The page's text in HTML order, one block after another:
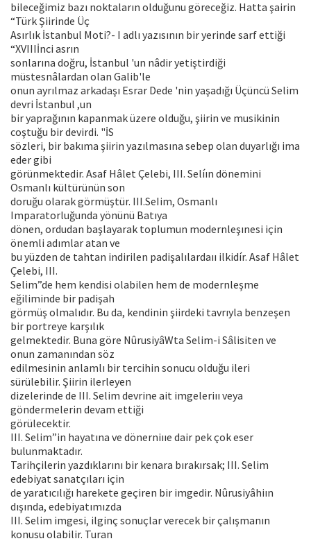
bileceğimiz bazı noktaların olduğunu göreceğiz. Hatta şairin
“Türk Şiirinde Üç
Asırlık İstanbul Moti?- I adlı yazısının bir yerinde sarf ettiği
“XVIIIİnci asrın
sonlarına doğru, İstanbul 'un nâdir yetiştirdiği
müstesnâlardan olan Galib'le
onun ayrılmaz arkadaşı Esrar Dede 'nin yaşadığı Üçüncü Selim
devri İstanbul ,un
bir yaprağının kapanmak üzere olduğu, şiirin ve musikinin
coştuğu bir devirdi. "İS
sözleri, bir bakıma şiirin yazılmasına sebep olan duyarlığı ima
eder gibi
görünmektedir. Asaf Hâlet Çelebi, III. Selíın dönemini
Osmanlı kültürünün son
doruğu olarak görmüştür. III.SeIim, Osmanlı
Imparatorluğunda yönünü Batıya
dönen, ordudan başlayarak toplumun modernleşınesi için
önemli adımlar atan ve
bu yüzden de tahtan indirilen padişalılardaıı ilkidír. Asaf Hâlet
Çelebi, III.
Selim”de hem kendisi olabilen hem de modernleşme
eğiliminde bir padişah
görmüş olmalıdır. Bu da, kendinin şiirdeki tavrıyla benzeşen
bir portreye karşılık
gelmektedir. Buna göre NûrusiyâWta Selim-i Sâlisiten ve
onun zamanından söz
edilmesinin anlamlı bir tercihin sonucu olduğu ileri
sürülebilir. Şiirin ilerleyen
dizelerinde de III. Selim devrine ait imgeleriıı veya
göndermelerin devam ettiği
görülecektir.
III. Selim”in hayatına ve dönerniııe dair pek çok eser
bulunmaktadır.
Tarihçilerin yazdıklarını bir kenara bırakırsak; III. Selim
edebiyat sanatçıları için
de yaratıcılığı harekete geçiren bir imgedir. Nûrusiyâhiın
dışında, edebiyatımızda
III. Selim imgesi, ilginç sonuçlar verecek bir çalışmanın
konusu olabilir. Turan